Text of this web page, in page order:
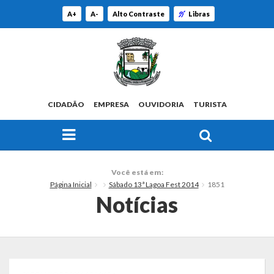
A+ A- Alto Contraste Libras
CIDADÃO EMPRESA OUVIDORIA TURISTA
Você está em:
Página Inicial
Sábado 13ª Lagoa Fest 2014 1851
Notícias